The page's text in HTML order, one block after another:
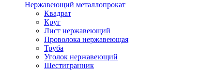
Нержавеющий металлопрокат
Квадрат
Круг
Лист нержавеющий
Проволока нержавеющая
Труба
Уголок нержавеющий
Шестигранник